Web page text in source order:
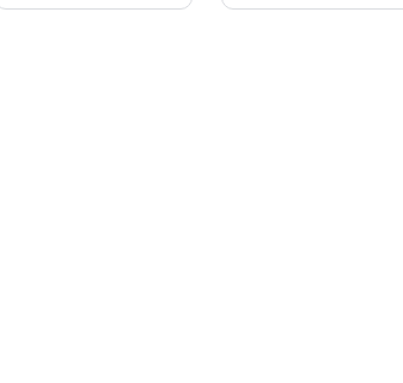
काय घडले पुढे
प्रवासी हवेतच लोंबकळले